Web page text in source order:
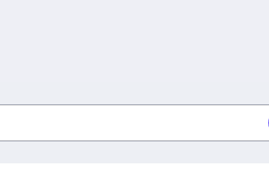
DE PARED PARA TV CON MOVIMIENTO
HASTA 30